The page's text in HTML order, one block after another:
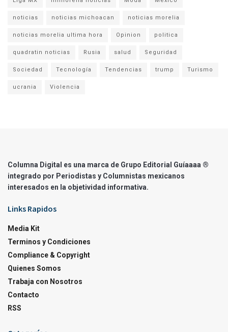
noticias noticias michoacan noticias morelia
noticias morelia ultima hora Opinion politica
quadratin noticias Rusia salud Seguridad
Sociedad Tecnología Tendencias trump Turismo
ucrania Violencia
Columna Digital es una marca de Grupo Editorial Guíaaaa ®
integrado por Periodistas y Columnistas mexicanos
interesados en la objetividad informativa.
Links Rapidos
Media Kit
Terminos y Condiciones
Compliance & Copyright
Quienes Somos
Trabaja con Nosotros
Contacto
RSS